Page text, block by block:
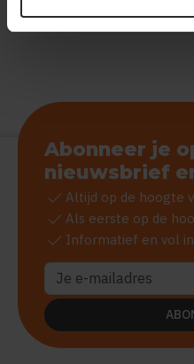
Abonneer je
nieuwsbrief
check Altijd op de hoogte
check Als eerste op de
check Informatief en vol